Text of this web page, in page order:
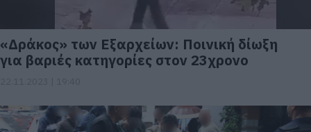
«Δράκος» των Εξαρχείων: Ποινική δίωξη
για βαριές κατηγορίες στον 23χρονο